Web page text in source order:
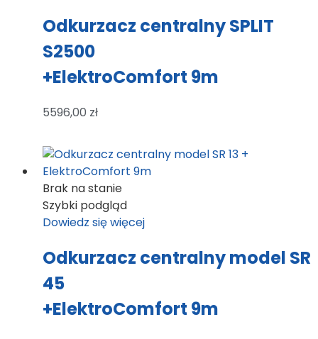
Odkurzacz centralny SPLIT
S2500
+ElektroComfort 9m
5596,00 zł
Brak na stanie
Szybki podgląd
Dowiedz się więcej
Odkurzacz centralny model SR
45
+ElektroComfort 9m